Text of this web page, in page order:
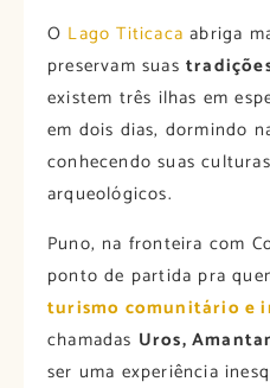
O Lago Titicaca abriga
preservam suas
existem três ilhas em
em dois dias, dormindo
conhecendo suas
arqueológicos.
Puno, na fronteira com
ponto de partida pra
turismo comunitário e
chamadas Uros,
ser uma experiência